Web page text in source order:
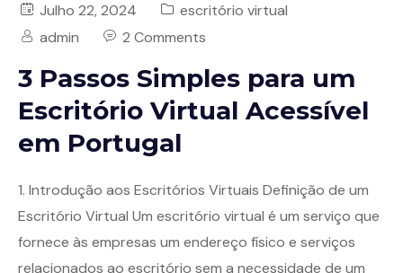
Julho 22, 2024
escritório virtual
admin
2 Comments
3 Passos Simples para um
Escritório Virtual Acessível
em Portugal
1. Introdução aos Escritórios Virtuais Definição de um
Escritório Virtual Um escritório virtual é um serviço que
fornece às empresas um endereço físico e serviços
relacionados ao escritório sem a necessidade de um